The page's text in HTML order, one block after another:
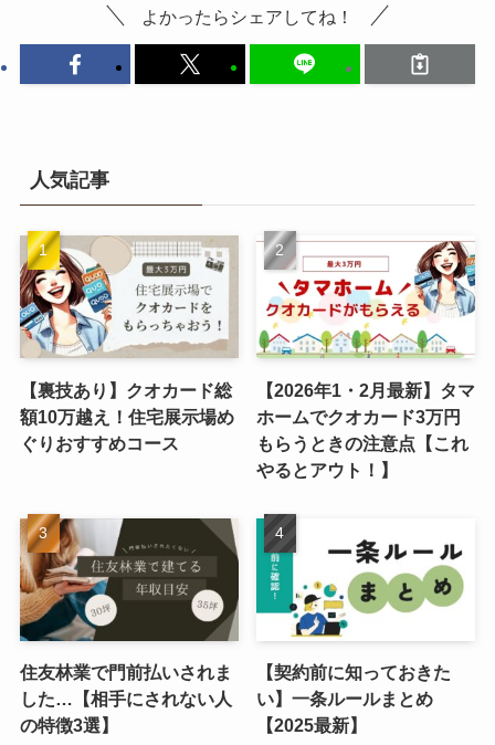
よかったらシェアしてね！
人気記事
【裏技あり】クオカード総
額10万越え！住宅展示場め
ぐりおすすめコース
【2026年1・2月最新】タマ
ホームでクオカード3万円
もらうときの注意点【これ
やるとアウト！】
住友林業で門前払いされま
した…【相手にされない人
の特徴3選】
【契約前に知っておきた
い】一条ルールまとめ
【2025最新】